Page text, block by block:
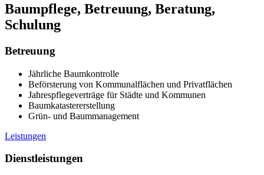
Baumpflege, Betreuung, Beratung,
Schulung
Betreuung
Jährliche Baumkontrolle
Beförsterung von Kommunalflächen und Privatflächen
Jahrespflegeverträge für Städte und Kommunen
Baumkatastererstellung
Grün- und Baummanagement
Leistungen
Dienstleistungen